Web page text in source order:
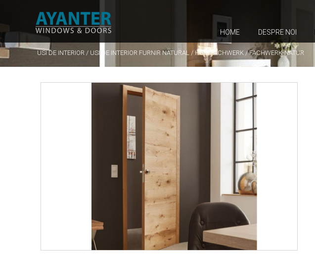
HOME DESPRE NOI
USI DE INTERIOR / USI DE INTERIOR FURNIR NATURAL / HGM FACHWERK /FACHWERK-NATUR